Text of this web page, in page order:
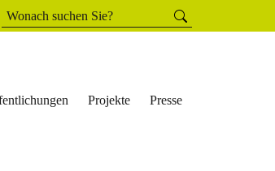
Suchen
nach:
Suchen
Projekte Presse